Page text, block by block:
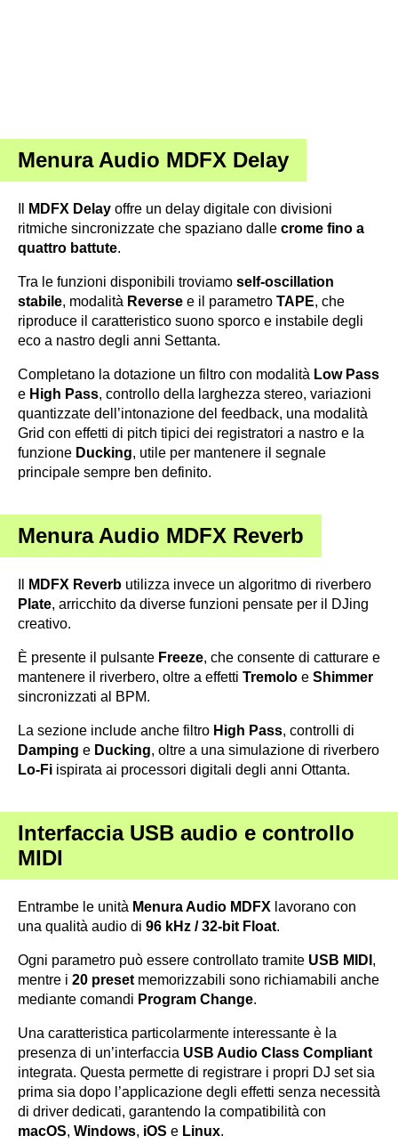
Menura Audio MDFX Delay
MDFX Delay offre un delay digitale con divisioni
ritmiche sincronizzate che spaziano dalle crome fino a
quattro battute.
Tra le funzioni disponibili troviamo self-oscillation
stabile, modalità Reverse e il parametro TAPE, che
riproduce il caratteristico suono sporco e instabile degli
eco a nastro degli anni Settanta.
Completano la dotazione un filtro con modalità Low Pass
e High Pass, controllo della larghezza stereo, variazioni
quantizzate dell’intonazione del feedback, una modalità
Grid con effetti di pitch tipici dei registratori a nastro e la
funzione Ducking, utile per mantenere il segnale
principale sempre ben definito.
Menura Audio MDFX Reverb
MDFX Reverb utilizza invece un algoritmo di riverbero
Plate, arricchito da diverse funzioni pensate per il DJing
creativo.
È presente il pulsante Freeze, che consente di catturare e
mantenere il riverbero, oltre a effetti Tremolo e Shimmer
sincronizzati al BPM.
La sezione include anche filtro High Pass, controlli di
Damping e Ducking, oltre a una simulazione di riverbero
Lo-Fi ispirata ai processori digitali degli anni Ottanta.
Interfaccia USB audio e controllo
MIDI
Entrambe le unità Menura Audio MDFX lavorano con
una qualità audio di 96 kHz / 32-bit Float.
Ogni parametro può essere controllato tramite USB MIDI ,
mentre i 20 preset memorizzabili sono richiamabili anche
mediante comandi Program Change.
Una caratteristica particolarmente interessante è la
presenza di un’interfaccia USB Audio Class Compliant
integrata. Questa permette di registrare i propri DJ set sia
prima sia dopo l’applicazione degli effetti senza necessità
di driver dedicati, garantendo la compatibilità con
macOS, Windows, iOS e Linux.